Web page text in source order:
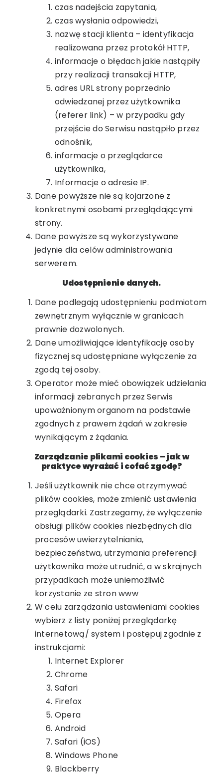
czas nadejścia zapytania,
czas wysłania odpowiedzi,
nazwę stacji klienta – identyfikacja
realizowana przez protokół HTTP,
informacje o błędach jakie nastąpiły
przy realizacji transakcji HTTP,
adres URL strony poprzednio
odwiedzanej przez użytkownika
(referer link) – w przypadku gdy
przejście do Serwisu nastąpiło przez
odnośnik,
informacje o przeglądarce
użytkownika,
Informacje o adresie IP.
Dane powyższe nie są kojarzone z
konkretnymi osobami przeglądającymi
strony.
Dane powyższe są wykorzystywane
jedynie dla celów administrowania
serwerem.
Udostępnienie danych.
Dane podlegają udostępnieniu podmiotom
zewnętrznym wyłącznie w granicach
prawnie dozwolonych.
Dane umożliwiające identyfikację osoby
fizycznej są udostępniane wyłączenie za
zgodą tej osoby.
Operator może mieć obowiązek udzielania
informacji zebranych przez Serwis
upoważnionym organom na podstawie
zgodnych z prawem żądań w zakresie
wynikającym z żądania.
Zarządzanie plikami cookies – jak w
praktyce wyrażać i cofać zgodę?
Jeśli użytkownik nie chce otrzymywać
plików cookies, może zmienić ustawienia
przeglądarki. Zastrzegamy, że wyłączenie
obsługi plików cookies niezbędnych dla
procesów uwierzytelniania,
bezpieczeństwa, utrzymania preferencji
użytkownika może utrudnić, a w skrajnych
przypadkach może uniemożliwić
korzystanie ze stron www
W celu zarządzania ustawieniami cookies
wybierz z listy poniżej przeglądarkę
internetową/ system i postępuj zgodnie z
instrukcjami:
Internet Explorer
Chrome
Safari
Firefox
Opera
Android
Safari (iOS)
Windows Phone
Blackberry